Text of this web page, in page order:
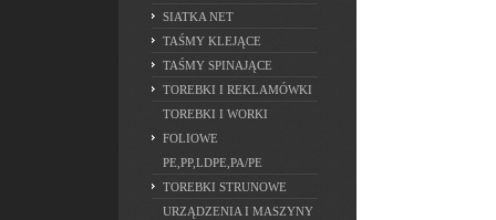
SIATKA NET
TAŚMY KLEJĄCE
TAŚMY SPINAJĄCE
TOREBKI I REKLAMÓWKI
TOREBKI I WORKI
FOLIOWE
PE,PP,LDPE,PA/PE
TOREBKI STRUNOWE
URZĄDZENIA I MASZYNY